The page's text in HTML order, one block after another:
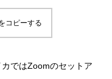
コピーする
ではZoomのセットア